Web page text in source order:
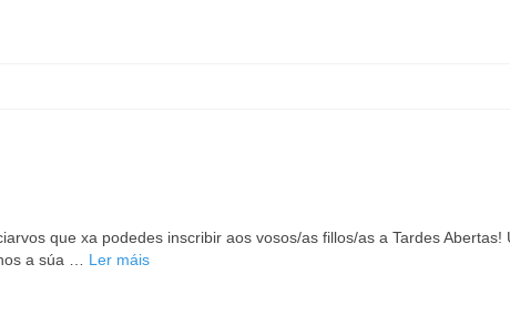
que xa podedes inscribir aos vosos/as fillos/as a Tardes Abertas!
a súa … Ler máis